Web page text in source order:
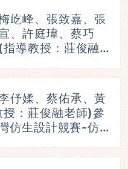
屹峰、張致嘉、張
、許庭瑋、蔡巧
導教授：莊俊融
人組，榮獲：第
）
伃媃、蔡佑承、黃
：莊俊融老師)參
仿生設計競賽-仿